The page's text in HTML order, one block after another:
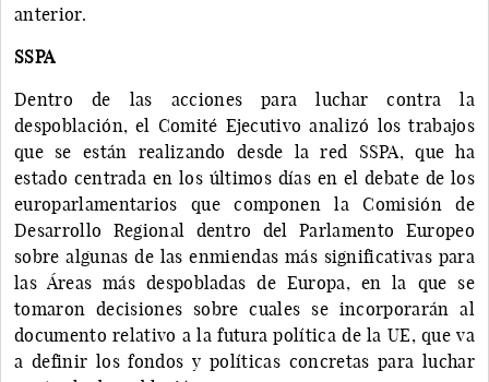
anterior.
SSPA
Dentro de las acciones para luchar contra la
despoblación, el Comité Ejecutivo analizó los trabajos
que se están realizando desde la red SSPA, que ha
estado centrada en los últimos días en el debate de los
europarlamentarios que componen la Comisión de
Desarrollo Regional dentro del Parlamento Europeo
sobre algunas de las enmiendas más significativas para
las Áreas más despobladas de Europa, en la que se
tomaron decisiones sobre cuales se incorporarán al
documento relativo a la futura política de la UE, que va
a definir los fondos y políticas concretas para luchar